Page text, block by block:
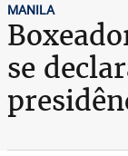
MANILA
se